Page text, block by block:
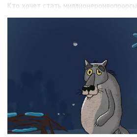
Кто хочет стать миллионеромвопрорсы